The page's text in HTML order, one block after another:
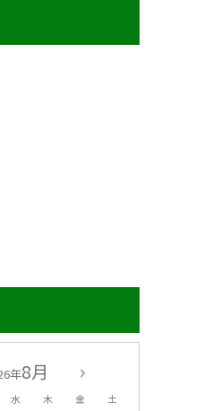
年8月
水 木 金 土